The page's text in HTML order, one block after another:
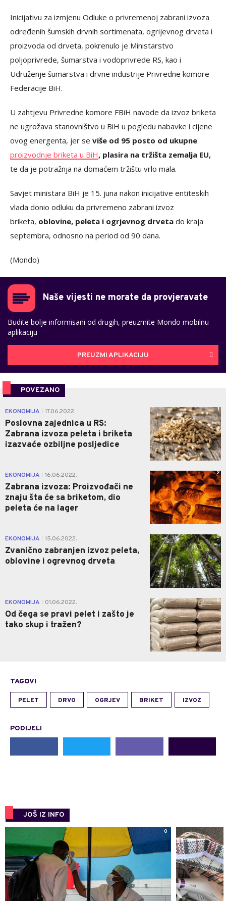
Inicijativu za izmjenu Odluke o privremenoj zabrani izvoza
određenih šumskih drvnih sortimenata, ogrijevnog drveta i
proizvoda od drveta, pokrenulo je Ministarstvo
poljoprivrede, šumarstva i vodoprivrede RS, kao i
Udruženje šumarstva i drvne industrije Privredne komore
Federacije BiH.
U zahtjevu Privredne komore FBiH navode da izvoz briketa
ne ugrožava stanovništvo u BiH u pogledu nabavke i cijene
ovog energenta, jer se više od 95 posto od ukupne
proizvodnje briketa u BiH, plasira na tržišta zemalja EU,
te da je potražnja na domaćem tržištu vrlo mala.
Savjet ministara BiH je 15. juna nakon inicijative entiteskih
vlada donio odluku da privremeno zabrani izvoz
briketa, oblovine, peleta i ogrjevnog drveta do kraja
septembra, odnosno na period od 90 dana.
(Mondo)
Naše vijesti ne morate da provjeravate
Budite bolje informisani od drugih, preuzmite Mondo mobilnu
aplikaciju
PREUZMI APLIKACIJU
POVEZANO
EKONOMIJA 17.06.2022.
Poslovna zajednica u RS:
Zabrana izvoza peleta i briketa
izazvaće ozbiljne posljedice
1
EKONOMIJA 16.06.2022.
Zabrana izvoza: Proizvođači ne
znaju šta će sa briketom, dio
peleta će na lager
2
EKONOMIJA 15.06.2022.
Zvanično zabranjen izvoz peleta,
oblovine i ogrevnog drveta
0
EKONOMIJA 01.06.2022.
Od čega se pravi pelet i zašto je
tako skup i tražen?
0
TAGOVI
PELET DRVO OGRJEV BRIKET IZVOZ
PODIJELI
JOŠ IZ INFO
0